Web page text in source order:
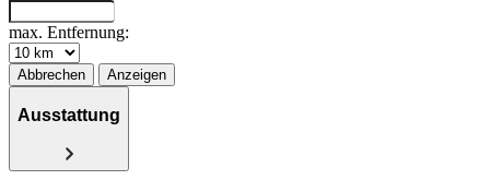
max. Entfernung:
Abbrechen Anzeigen
Ausstattung